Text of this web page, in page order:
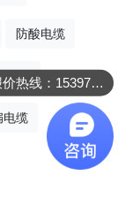
防酸电缆
电缆
电缆
我厂报价热线：15397022236